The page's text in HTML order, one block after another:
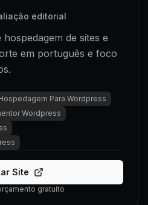
editorial
de sites e
em português e foco
Para Wordpress
Wordpress
Site
gratuito